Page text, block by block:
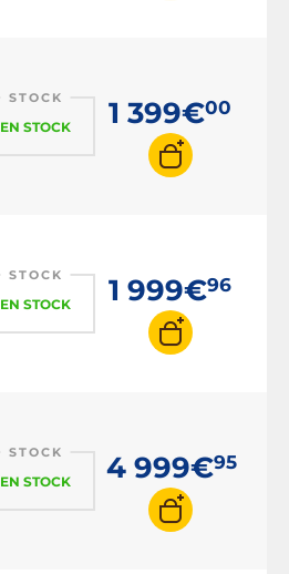
STOCK
EN STOCK 1 399€00
STOCK
EN STOCK 1 999€96
STOCK
EN STOCK 4 999€95